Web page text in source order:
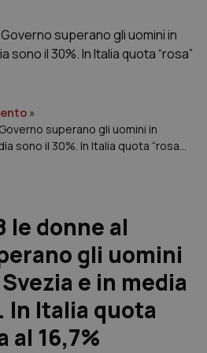
»
superano gli uomini in
sono il 30%. In Italia quota “rosa”
le donne al
gli uomini
e in media
In Italia quota
al 16,7%